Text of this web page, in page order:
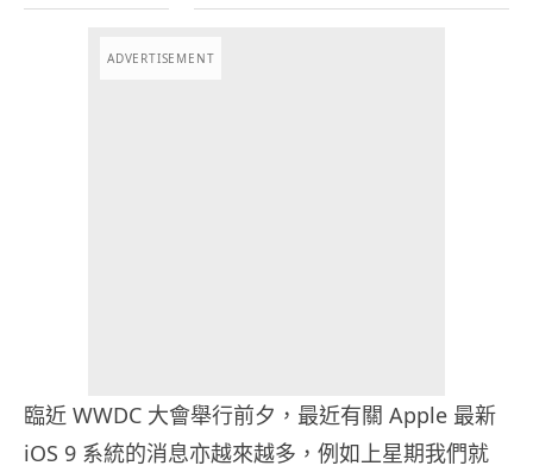
ADVERTISEMENT
臨近 WWDC 大會舉行前夕，最近有關 Apple 最新
iOS 9 系統的消息亦越來越多，例如上星期我們就